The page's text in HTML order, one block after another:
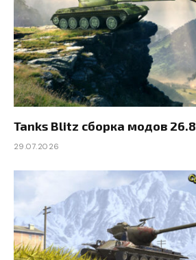
Tanks Blitz сборка модов 26.8
29.07.2026